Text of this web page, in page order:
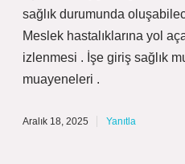
sağlık durumunda
Meslek hastalıklarına yol
izlenmesi . İşe giriş sağlık
muayeneleri .
Aralık 18, 2025 Yanıtla